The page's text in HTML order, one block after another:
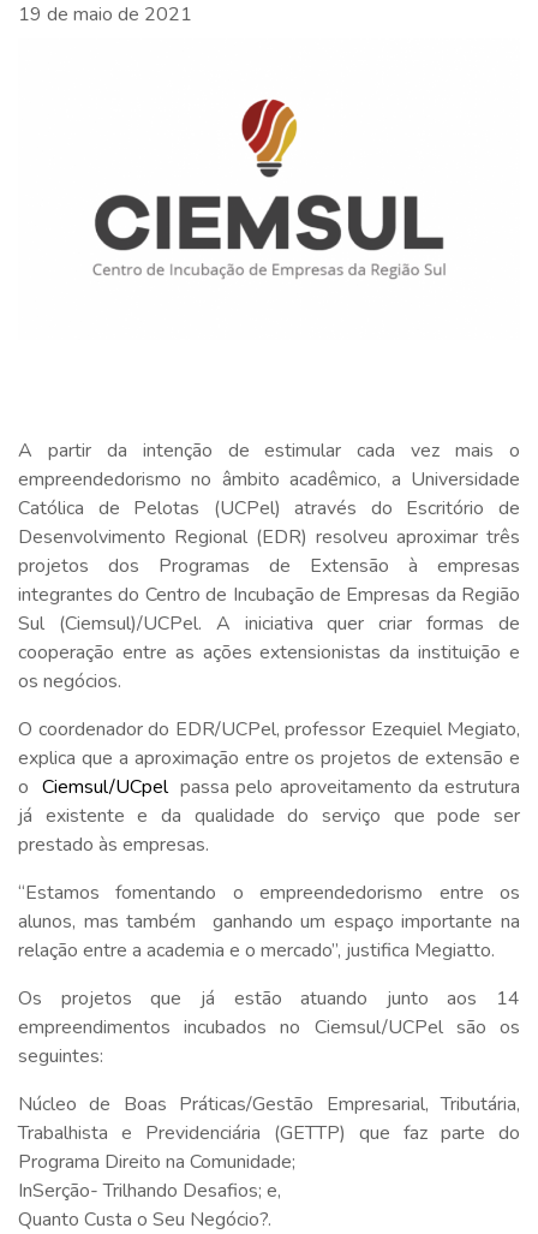
19 de maio de 2021
A partir da intenção de estimular cada vez mais o
empreendedorismo no âmbito acadêmico, a Universidade
Católica de Pelotas (UCPel) através do Escritório de
Desenvolvimento Regional (EDR) resolveu aproximar três
projetos dos Programas de Extensão à empresas
integrantes do Centro de Incubação de Empresas da Região
Sul (Ciemsul)/UCPel. A iniciativa quer criar formas de
cooperação entre as ações extensionistas da instituição e
os negócios.
O coordenador do EDR/UCPel, professor Ezequiel Megiato,
explica que a aproximação entre os projetos de extensão e
o Ciemsul/UCpel passa pelo aproveitamento da estrutura
já existente e da qualidade do serviço que pode ser
prestado às empresas.
“Estamos fomentando o empreendedorismo entre os
alunos, mas também ganhando um espaço importante na
relação entre a academia e o mercado”, justifica Megiatto.
Os projetos que já estão atuando junto aos 14
empreendimentos incubados no Ciemsul/UCPel são os
seguintes:
Núcleo de Boas Práticas/Gestão Empresarial, Tributária,
Trabalhista e Previdenciária (GETTP) que faz parte do
Programa Direito na Comunidade;
InSerção- Trilhando Desafios; e,
Quanto Custa o Seu Negócio?.